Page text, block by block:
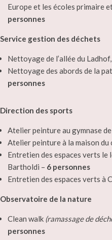
Europe et les écoles primaire
personnes
Service gestion des déchets
Nettoyage de l’allée du
Nettoyage des abords de la
personnes
Direction des sports
Atelier peinture au gymnase
Atelier peinture à la maison du
Entretien des espaces verts le
Bartholdi – 6 personnes
Entretien des espaces verts à
Observatoire de la nature
Clean walk (ramassage de
personnes